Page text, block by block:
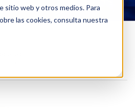
web y otros medios. Para
las cookies, consulta nuestra